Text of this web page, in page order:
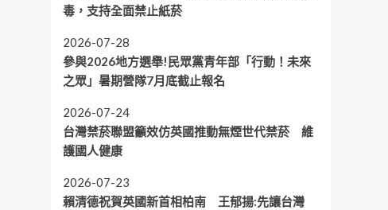
毒，支持全面禁止紙菸
2026-07-28
參與2026地方選舉!民眾黨青年部「行動！未來
之眾」暑期營隊7月底截止報名
2026-07-24
台灣禁菸聯盟籲效仿英國推動無煙世代禁菸 維
護國人健康
2026-07-23
賴清德祝賀英國新首相柏南 王郁揚:先讓台灣